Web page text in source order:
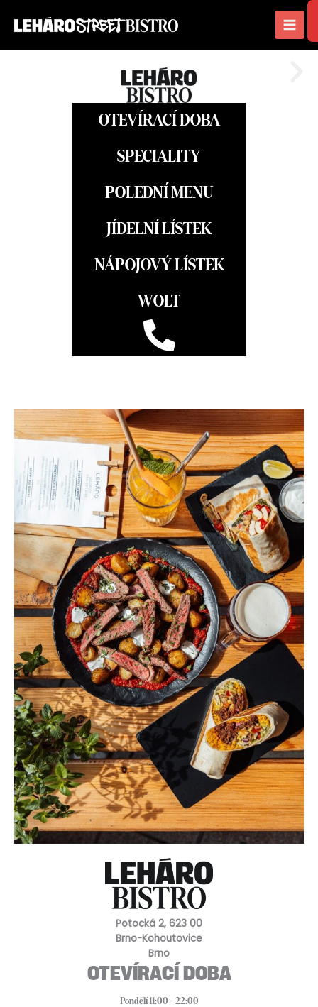
obsah
OTEVÍRACÍ DOBA
SPECIALITY
POLEDNÍ MENU
JÍDELNÍ LÍSTEK
NÁPOJOVÝ LÍSTEK
WOLT
Potocká 2, 623 00
Brno-Kohoutovice
Brno
OTEVÍRACÍ DOBA
Pondělí 11:00 – 22:00